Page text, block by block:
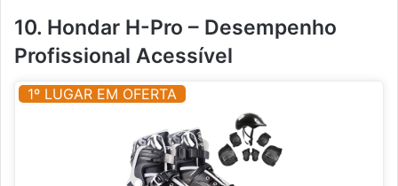
10. Hondar H-Pro – Desempenho
Profissional Acessível
1º LUGAR EM OFERTA